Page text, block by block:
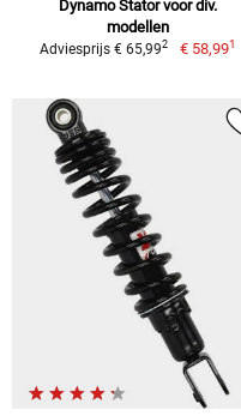
Dynamo Stator voor div.
modellen
Adviesprijs € 65,992 € 58,991